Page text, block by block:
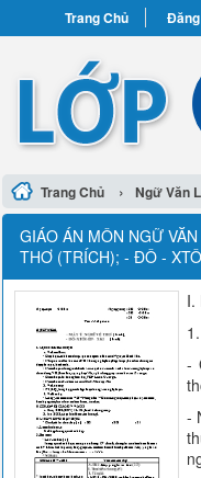
Trang Chủ
Trang Chủ › Ngữ Văn
GIÁO ÁN MÔN NGỮ
THƠ (TRÍCH); - ĐÔ -
I.
-
-